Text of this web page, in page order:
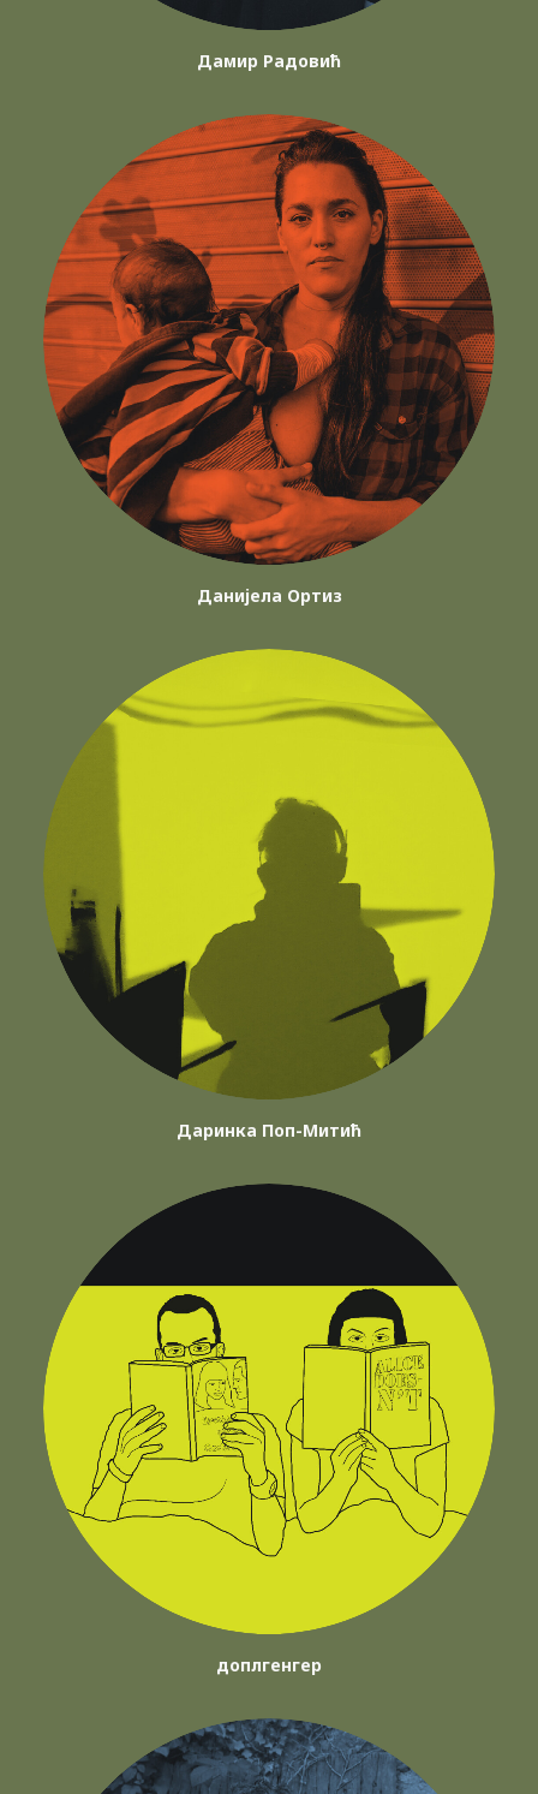
Дамир Радовић
Данијела Ортиз
Даринка Поп-Митић
доплгенгер